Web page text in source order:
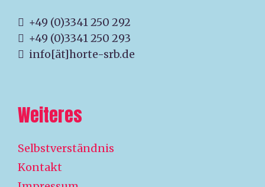
+49 (0)3341 250 292
+49 (0)3341 250 293
info[ät]horte-srb.de
Weiteres
Selbstverständnis
Kontakt